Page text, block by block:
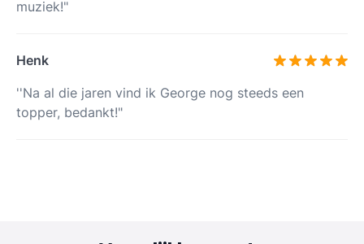
muziek!"
Henk
''Na al die jaren vind ik George nog steeds een
topper, bedankt!"